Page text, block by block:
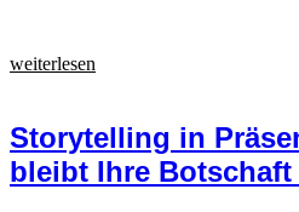
weiterlesen
Storytelling in
bleibt Ihre Botschaft